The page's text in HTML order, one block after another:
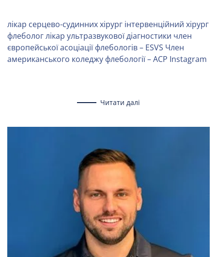
лікар серцево-судинних хірург інтервенційний хірург
флеболог лікар ультразвукової діагностики член
європейської асоціації флебологів – ESVS Член
американського коледжу флебології – ACP Instagram
Читати далі